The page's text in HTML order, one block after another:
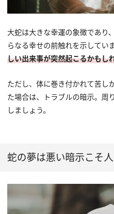
大蛇は大きな幸運の象徴であり
らなる幸せの前触れを示していま
しい出来事が突然起こるかもし
ただし、体に巻き付かれて苦し
た場合は、トラブルの暗示。周
しましょう。
蛇の夢は悪い暗示こそ